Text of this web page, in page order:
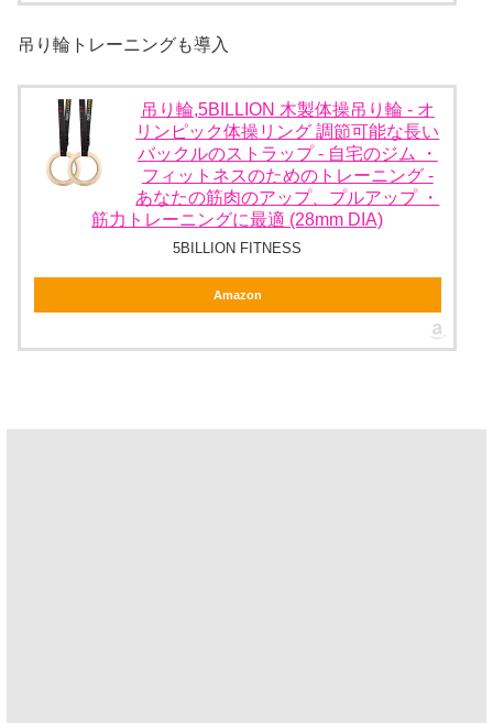
吊り輪トレーニングも導入
吊り輪,5BILLION 木製体操吊り輪 - オ
リンピック体操リング 調節可能な長い
バックルのストラップ - 自宅のジム ・
フィットネスのためのトレーニング -
あなたの筋肉のアップ、プルアップ ・
筋力トレーニングに最適 (28mm DIA)
5BILLION FITNESS
Amazon